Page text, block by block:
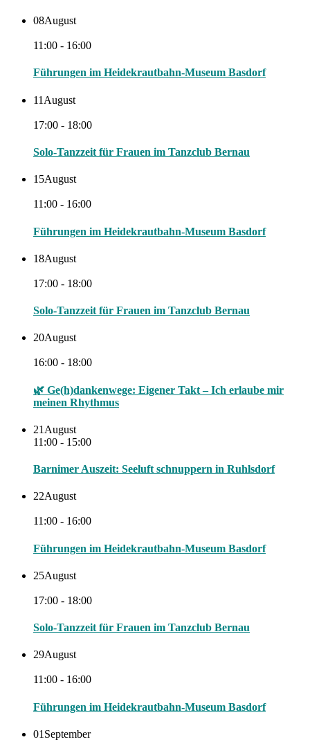
08August
11:00 - 16:00
Führungen im Heidekrautbahn-Museum Basdorf
11 August
17:00 - 18:00
Solo-Tanzzeit für Frauen im Tanzclub Bernau
15August
11:00 - 16:00
Führungen im Heidekrautbahn-Museum Basdorf
18August
17:00 - 18:00
Solo-Tanzzeit für Frauen im Tanzclub Bernau
20August
16:00 - 18:00
🌿 Ge(h)dankenwege: Eigener Takt – Ich erlaube mir
meinen Rhythmus
21 August
11:00 - 15:00
Barnimer Auszeit: Seeluft schnuppern in Ruhlsdorf
22August
11:00 - 16:00
Führungen im Heidekrautbahn-Museum Basdorf
25August
17:00 - 18:00
Solo-Tanzzeit für Frauen im Tanzclub Bernau
29August
11:00 - 16:00
Führungen im Heidekrautbahn-Museum Basdorf
01 September